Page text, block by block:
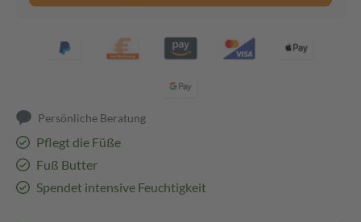
Persönliche Beratung
Pflegt die Füße
Fuß Butter
Spendet intensive Feuchtigkeit